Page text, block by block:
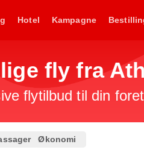
Hotel Kampagne
fly fra
flytilbud til din
Økonomi